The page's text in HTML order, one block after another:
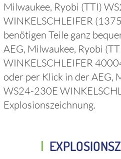
Milwaukee, Ryobi (TTI)
WINKELSCHLEIFER
benötigen Teile ganz
AEG, Milwaukee, Ryobi
WINKELSCHLEIFER
oder per Klick in derAEG,
WS24-230E
Explosionszeichnung.